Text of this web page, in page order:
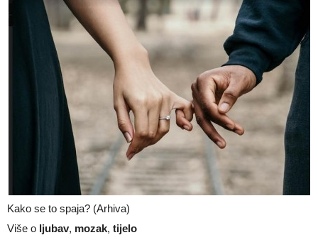
Kako se to spaja? (Arhiva)
Više o ljubav, mozak, tijelo